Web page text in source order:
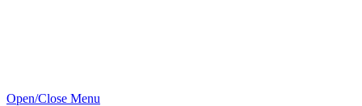
Open/Close Menu